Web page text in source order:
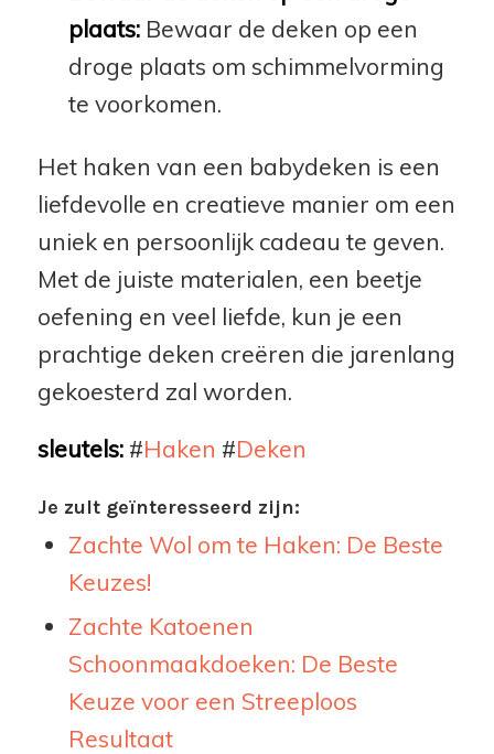
plaats:Bewaar de deken op een
droge plaats om schimmelvorming
te voorkomen.
Het haken van een babydeken is een
liefdevolle en creatieve manier om een
uniek en persoonlijk cadeau te geven.
Met de juiste materialen, een beetje
oefening en veel liefde, kun je een
prachtige deken creëren die jarenlang
gekoesterd zal worden.
sleutels:#Haken #Deken
Je zult geïnteresseerd zijn:
Zachte Wol om te Haken: De Beste
Keuzes!
Zachte Katoenen
Schoonmaakdoeken: De Beste
Keuze voor een Streeploos
Resultaat